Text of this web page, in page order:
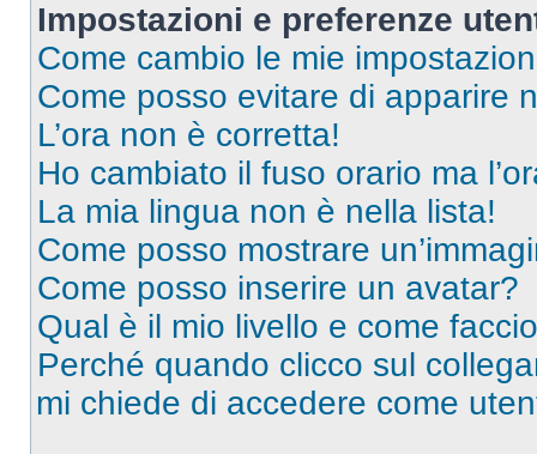
Impostazioni e preferenze
Come cambio le mie
Come posso evitare di apparire
L’ora non è corretta!
Ho cambiato il fuso orario ma
La mia lingua non è nella lista!
Come posso mostrare
Come posso inserire un avatar?
Qual è il mio livello e come
Perché quando clicco sul
mi chiede di accedere come